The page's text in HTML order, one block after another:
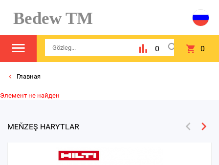
Bedew TM
0 0
Главная
Элемент не найден
MEŇZEŞ HARYTLAR